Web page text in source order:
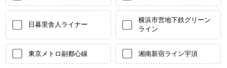
日暮里舎人ライナー
横浜市営地下鉄グリーン
ライン
東京メトロ副都心線 湘南新宿ライン宇須